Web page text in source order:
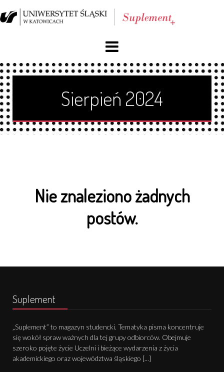
O nas
Blog
Archiwum
Kontakt
Sierpień 2024
Nie znaleziono żadnych
postów.
Suplement
„Suplement” to magazyn studencki. Tematyka pisma koncentruje
się wokół spraw ważnych dla tej grupy odbiorców. Obejmuje
szeroko pojęte życie Uczelni i bieżące wydarzenia z życia
akademickiego oraz województwa śląskiego [...]